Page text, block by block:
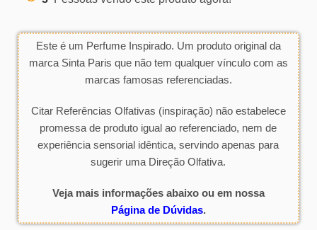
Este é um Perfume Inspirado. Um produto original da
marca Sinta Paris que não tem qualquer vínculo com as
marcas famosas referenciadas.
Citar Referências Olfativas (inspiração) não estabelece
promessa de produto igual ao referenciado, nem de
experiência sensorial idêntica, servindo apenas para
sugerir uma Direção Olfativa.
Veja mais informações abaixo ou em nossa
Página de Dúvidas.